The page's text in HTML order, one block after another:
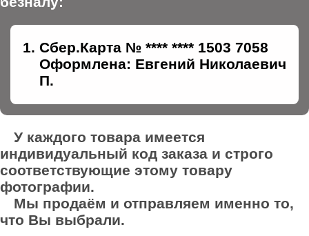
Сбер.Карта № **** **** 1503 7058
Оформлена: Евгений Николаевич
П.
У каждого товара имеется
индивидуальный код заказа и строго
соответствующие этому товару
фотографии.
Мы продаём и отправляем именно то,
что Вы выбрали.